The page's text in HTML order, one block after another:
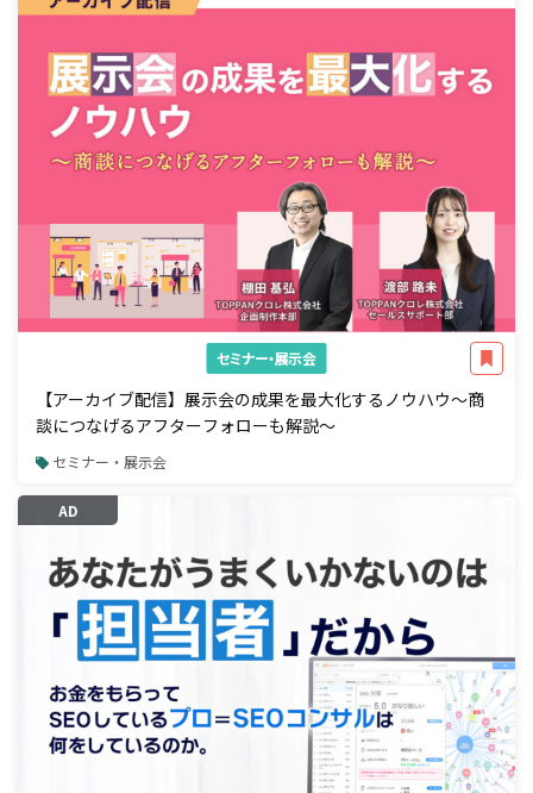
セミナー・展示会
【アーカイブ配信】展示会の成果を最大化するノウハウ～商
談につなげるアフターフォローも解説～
セミナー・展示会
AD